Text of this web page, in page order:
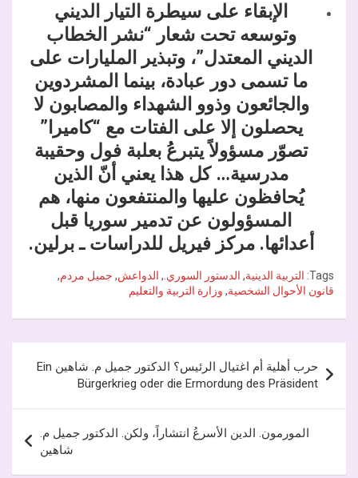
الإبقاء على سيطرة التيار الديني
وتوسعه تحت شعار “نشر الخطاب
الديني المعتدل”، وتبذير المليارات على
ما تسمى دور عبادة، بينما المشردوين
والجائعون وذوو الشهداء والمصابون لا
يحصلون إلا على الفتات مع “كاميرا”
تصوّر مسؤولاً يتبرعُ بعلبة فول وحقيبة
مدرسية… كل هذا يعني أنّ الذين
يُحافظون عليها والمنتفعون منها، هم
المسؤولون عن تدمير سوريا قبل
أعدائها. مركز فيريل للدراسات ـ برلين.
Tags: التربية الدينية, الدستور السوري., الدواعش, جميل مردم,
قانون الأحوال الشخصية, وزارة التربية والتعليم
المقالات
حرب أهلية أم اغتيال الرئيس؟ الدكتور جميل م. شاهين Ein
Bürgerkrieg oder die Ermordung des Präsident
المورمون. الدين الأسرعُ انتشاراً، ولكن. الدكتور جميل م.
شاهين